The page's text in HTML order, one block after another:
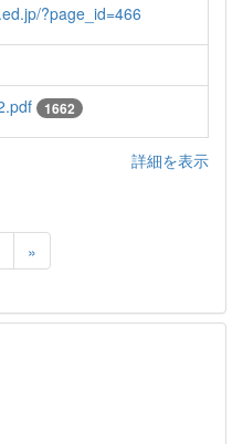
?page_id=466
1662
詳細を表示
»